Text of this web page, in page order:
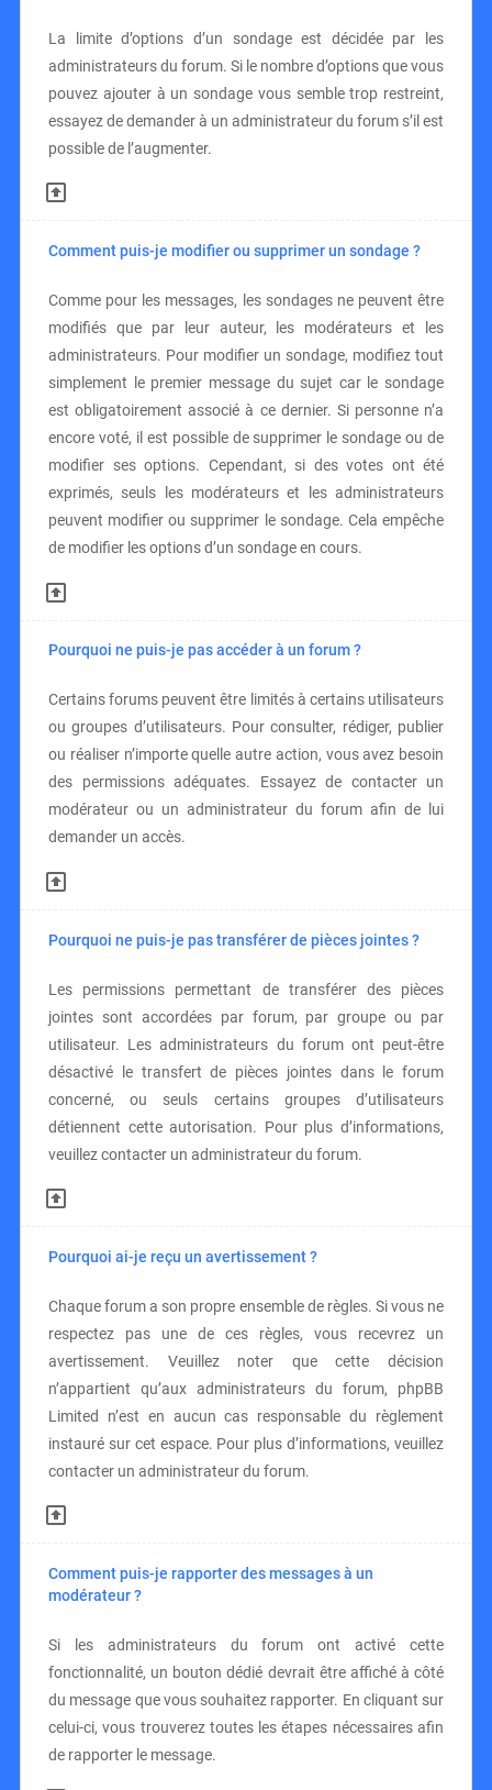
La limite d’options d’un sondage est décidée par les
administrateurs du forum. Si le nombre d’options que vous
pouvez ajouter à un sondage vous semble trop restreint,
essayez de demander à un administrateur du forum s’il est
possible de l’augmenter.
Comment puis-je modifier ou supprimer un sondage ?
Comme pour les messages, les sondages ne peuvent être
modifiés que par leur auteur, les modérateurs et les
administrateurs. Pour modifier un sondage, modifiez tout
simplement le premier message du sujet car le sondage
est obligatoirement associé à ce dernier. Si personne n’a
encore voté, il est possible de supprimer le sondage ou de
modifier ses options. Cependant, si des votes ont été
exprimés, seuls les modérateurs et les administrateurs
peuvent modifier ou supprimer le sondage. Cela empêche
de modifier les options d’un sondage en cours.
Pourquoi ne puis-je pas accéder à un forum ?
Certains forums peuvent être limités à certains utilisateurs
ou groupes d’utilisateurs. Pour consulter, rédiger, publier
ou réaliser n’importe quelle autre action, vous avez besoin
des permissions adéquates. Essayez de contacter un
modérateur ou un administrateur du forum afin de lui
demander un accès.
Pourquoi ne puis-je pas transférer de pièces jointes ?
Les permissions permettant de transférer des pièces
jointes sont accordées par forum, par groupe ou par
utilisateur. Les administrateurs du forum ont peut-être
désactivé le transfert de pièces jointes dans le forum
concerné, ou seuls certains groupes d’utilisateurs
détiennent cette autorisation. Pour plus d’informations,
veuillez contacter un administrateur du forum.
Pourquoi ai-je reçu un avertissement ?
Chaque forum a son propre ensemble de règles. Si vous ne
respectez pas une de ces règles, vous recevrez un
avertissement. Veuillez noter que cette décision
n’appartient qu’aux administrateurs du forum, phpBB
Limited n’est en aucun cas responsable du règlement
instauré sur cet espace. Pour plus d’informations, veuillez
contacter un administrateur du forum.
Comment puis-je rapporter des messages à un
modérateur ?
Si les administrateurs du forum ont activé cette
fonctionnalité, un bouton dédié devrait être affiché à côté
du message que vous souhaitez rapporter. En cliquant sur
celui-ci, vous trouverez toutes les étapes nécessaires afin
de rapporter le message.